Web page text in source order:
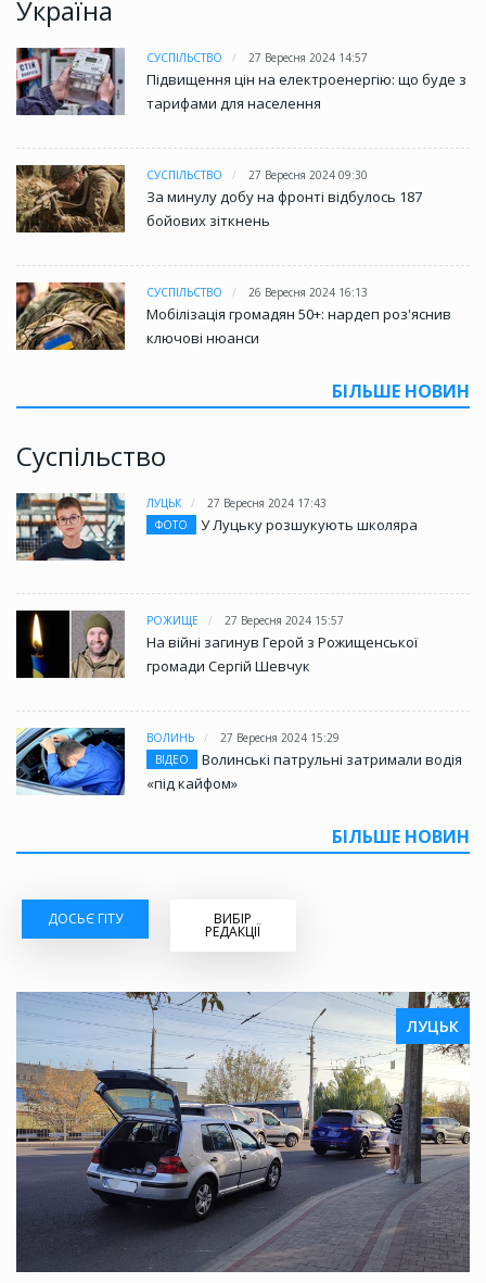
Україна
СУСПІЛЬСТВО 27 Вересня 2024 14:57
Підвищення цін на електроенергію: що буде з
тарифами для населення
СУСПІЛЬСТВО 27 Вересня 2024 09:30
За минулу добу на фронті відбулось 187
бойових зіткнень
СУСПІЛЬСТВО 26 Вересня 2024 16:13
Мобілізація громадян 50+: нардеп роз'яснив
ключові нюанси
БІЛЬШЕ НОВИН
Суспільство
ЛУЦЬК
27 Вересня 2024 17:43
ФОТО
У Луцьку розшукують школяра
РОЖИЩЕ 27 Вересня 2024 15:57
На війні загинув Герой з Рожищенської
громади Сергій Шевчук
ВОЛИНЬ
27 Вересня 2024 15:29
ВІДЕО
Волинські патрульні затримали водія
«під кайфом»
БІЛЬШЕ НОВИН
ДОСЬЄ ГІТУ ВИБІР
РЕДАКЦІЇ
ЛУЦЬК